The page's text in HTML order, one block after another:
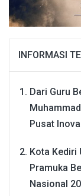
INFORMASI
Dari Guru
Pusat
Kota Kediri
Pramuka
Nasional